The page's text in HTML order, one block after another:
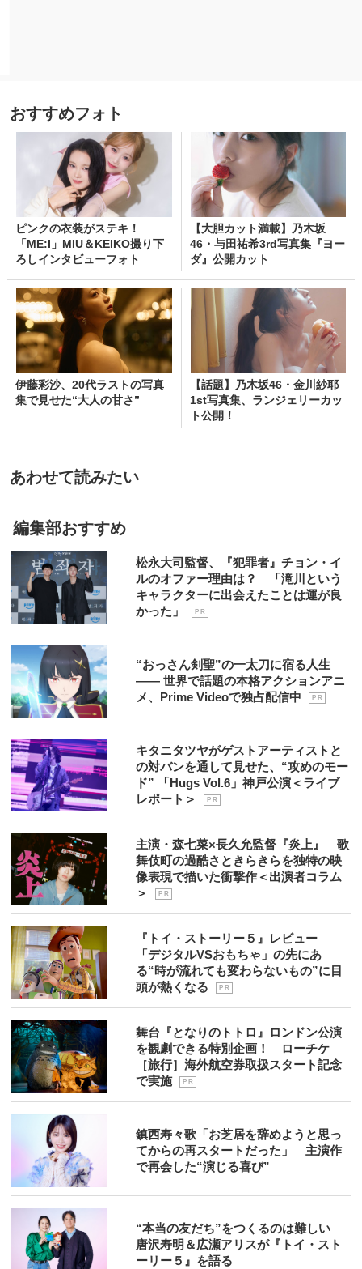
おすすめフォト
ピンクの衣装がステキ！
「ME:I」MIU＆KEIKO撮り下
ろしインタビューフォト
【大胆カット満載】乃木坂
46・与田祐希3rd写真集『ヨー
ダ』公開カット
伊藤彩沙、20代ラストの写真
集で見せた“大人の甘さ”
【話題】乃木坂46・金川紗耶
1st写真集、ランジェリーカッ
ト公開！
あわせて読みたい
編集部おすすめ
松永大司監督、『犯罪者』チョン・イ
ルのオファー理由は？ 「滝川という
キャラクターに出会えたことは運が良
かった」
P R
“おっさん剣聖”の一太刀に宿る人生
―― 世界で話題の本格アクションアニ
メ、Prime Videoで独占配信中
P R
キタニタツヤがゲストアーティストと
の対バンを通して見せた、“攻めのモー
ド” 「Hugs Vol.6」神戸公演＜ライブ
レポート＞
P R
主演・森七菜×長久允監督『炎上』 歌
舞伎町の過酷さときらきらを独特の映
像表現で描いた衝撃作＜出演者コラム
＞
P R
『トイ・ストーリー５』レビュー
「デジタルVSおもちゃ」の先にあ
る“時が流れても変わらないもの”に目
頭が熱くなる
P R
舞台『となりのトトロ』ロンドン公演
を観劇できる特別企画！ ローチケ
［旅行］海外航空券取扱スタート記念
で実施
P R
鎮西寿々歌「お芝居を辞めようと思っ
てからの再スタートだった」 主演作
で再会した“演じる喜び”
“本当の友だち”をつくるのは難しい
唐沢寿明＆広瀬アリスが『トイ・スト
ーリー５』を語る